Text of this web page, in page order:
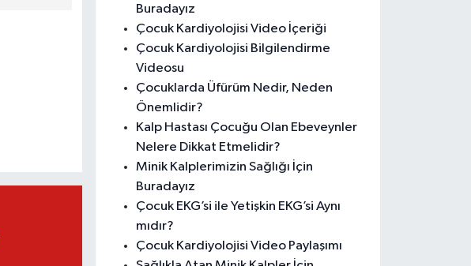
Buradayız
Çocuk Kardiyolojisi Video İçeriği
Çocuk Kardiyolojisi Bilgilendirme
Videosu
Çocuklarda Üfürüm Nedir, Neden
Önemlidir?
Kalp Hastası Çocuğu Olan Ebeveynler
Nelere Dikkat Etmelidir?
Minik Kalplerimizin Sağlığı İçin
Buradayız
Çocuk EKG’si ile Yetişkin EKG’si Aynı
mıdır?
Çocuk Kardiyolojisi Video Paylaşımı